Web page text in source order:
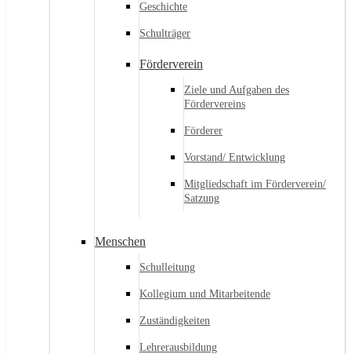
Geschichte
Schulträger
Förderverein
Ziele und Aufgaben des
Fördervereins
Förderer
Vorstand/ Entwicklung
Mitgliedschaft im Förderverein/
Satzung
Menschen
Schulleitung
Kollegium und Mitarbeitende
Zuständigkeiten
Lehrerausbildung